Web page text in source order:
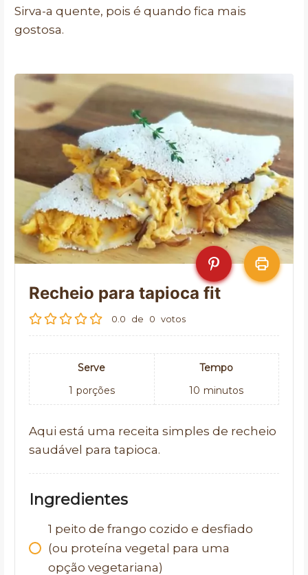
Sirva-a quente, pois é quando fica mais
gostosa.
Recheio para tapioca fit
0.0 de 0 votos
Serve
1 porções
Tempo
10 minutos
Aqui está uma receita simples de recheio
saudável para tapioca.
Ingredientes
1 peito de frango cozido e desfiado
(ou proteína vegetal para uma
opção vegetariana)